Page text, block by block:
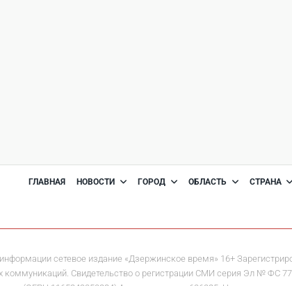
ГЛАВНАЯ НОВОСТИ ГОРОД ОБЛАСТЬ СТРАНА
сетевое издание «Дзержинское время» 16+
коммуникаций. Свидетельство о регистрации СМИ серия Эл № ФС